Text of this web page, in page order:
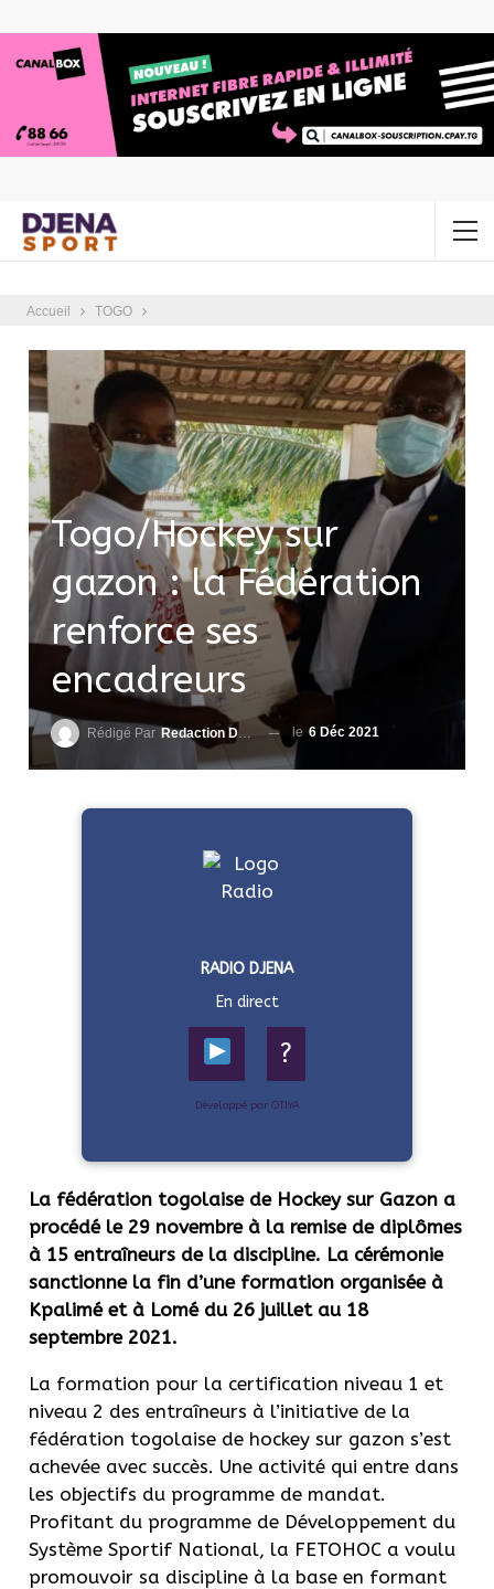
Accueil TOGO
Togo/Hockey sur
gazon : la Fédération
renforce ses
encadreurs
Rédigé Par Redaction DjenaSport le 6 Déc 2021
RADIO DJENA
En direct
?
Développé par OTIYA
La fédération togolaise de Hockey sur Gazon a
procédé le 29 novembre à la remise de diplômes
à 15 entraîneurs de la discipline. La cérémonie
sanctionne la fin d’une formation organisée à
Kpalimé et à Lomé du 26 juillet au 18
septembre 2021.
La formation pour la certification niveau 1 et
niveau 2 des entraîneurs à l’initiative de la
fédération togolaise de hockey sur gazon s’est
achevée avec succès. Une activité qui entre dans
les objectifs du programme de mandat.
Profitant du programme de Développement du
Système Sportif National, la FETOHOC a voulu
promouvoir sa discipline à la base en formant